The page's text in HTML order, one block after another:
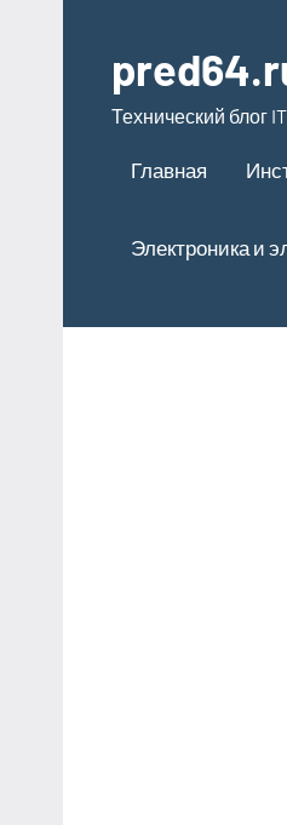
содержимому
Технический блог IT
Главная
Электроника и